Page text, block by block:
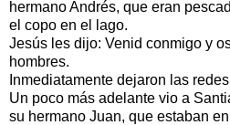
hermano Andrés, que eran
el copo en el lago.
Jesús les dijo: Venid conmigo y
hombres.
Inmediatamente dejaron las
Un poco más adelante vio a
su hermano Juan, que estaban